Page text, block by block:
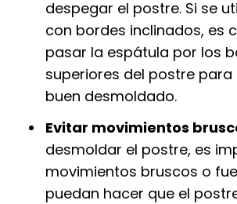
despegar el postre. Si se
con bordes inclinados, es
pasar la espátula por los
superiores del postre para
buen desmoldado.
Evitar movimientos
desmoldar el postre, es
movimientos bruscos o
puedan hacer que el